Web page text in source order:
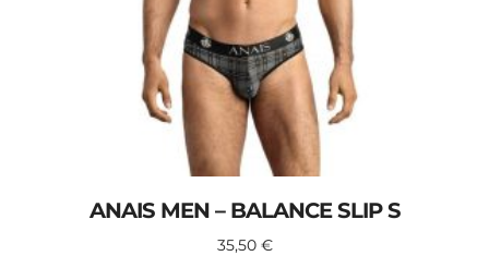
ANAIS MEN – BALANCE SLIP S
35,50 €